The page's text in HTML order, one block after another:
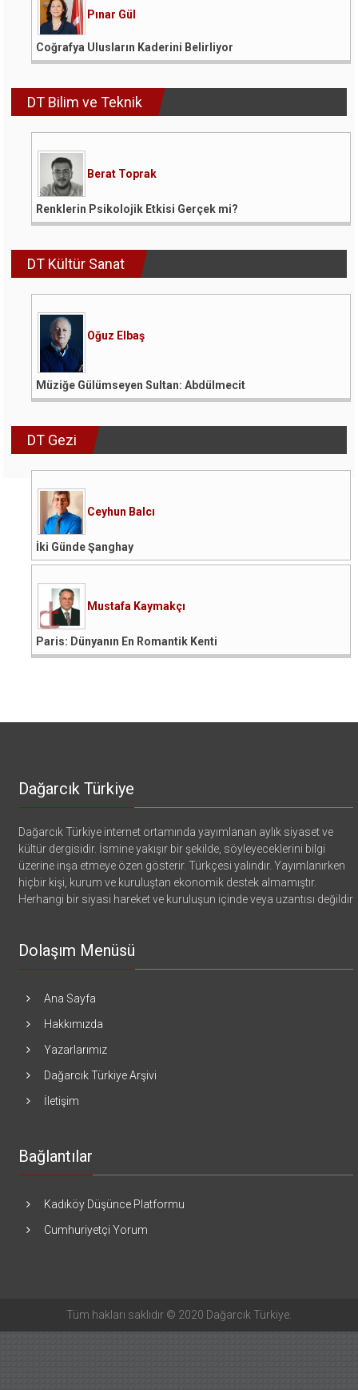
Pınar Gül
Coğrafya Ulusların Kaderini Belirliyor
DT Bilim ve Teknik
Berat Toprak
Renklerin Psikolojik Etkisi Gerçek mi?
DT Kültür Sanat
Oğuz Elbaş
Müziğe Gülümseyen Sultan: Abdülmecit
DT Gezi
Ceyhun Balcı
İki Günde Şanghay
Mustafa Kaymakçı
Paris: Dünyanın En Romantik Kenti
Dağarcık Türkiye
Dağarcık Türkiye internet ortamında yayımlanan aylık siyaset ve
kültür dergisidir. İsmine yakışır bir şekilde, söyleyeceklerini bilgi
üzerine inşa etmeye özen gösterir. Türkçesi yalındır. Yayımlanırken
hiçbir kişi, kurum ve kuruluştan ekonomik destek almamıştır.
Herhangi bir siyasi hareket ve kuruluşun içinde veya uzantısı değildir
Dolaşım Menüsü
Ana Sayfa
Hakkımızda
Yazarlarımız
Dağarcık Türkiye Arşivi
İletişim
Bağlantılar
Kadıköy Düşünce Platformu
Cumhuriyetçi Yorum
Tüm hakları saklıdır © 2020 Dağarcık Türkiye.